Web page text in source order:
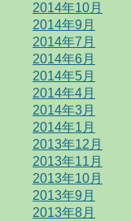
2014年10月
2014年9月
2014年7月
2014年6月
2014年5月
2014年4月
2014年3月
2014年1月
2013年12月
2013年11月
2013年10月
2013年9月
2013年8月